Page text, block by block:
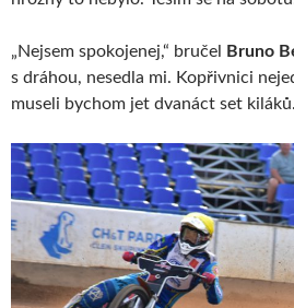
„Nejsem spokojenej,“ bručel Bruno
s dráhou, nesedla mi. Kopřivnici
museli bychom jet dvanáct set